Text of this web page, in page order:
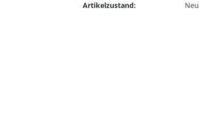
Artikelzustand:
Neu